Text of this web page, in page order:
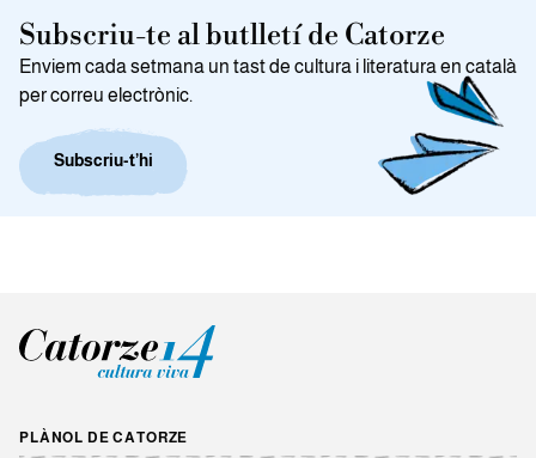
Subscriu-te al butlletí de Catorze
Enviem cada setmana un tast de cultura i literatura en català
per correu electrònic.
Subscriu-t’hi
PLÀNOL DE CATORZE